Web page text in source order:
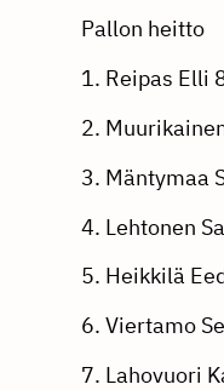
Pallon heitto
1. Reipas Elli
2.
3. Mäntymaa
4. Lehtonen
5. Heikkilä
6. Viertamo
7. Lahovuori